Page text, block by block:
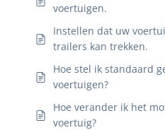
voertuigen.
Instellen dat uw
trailers kan trekken.
Hoe stel ik standaard
voertuigen?
Hoe verander ik het
voertuig?